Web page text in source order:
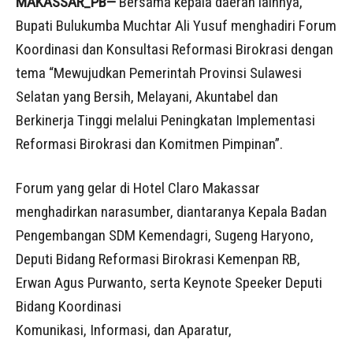
Bupati Bulukumba Muchtar Ali Yusuf menghadiri Forum
Koordinasi dan Konsultasi Reformasi Birokrasi dengan
tema “Mewujudkan Pemerintah Provinsi Sulawesi
Selatan yang Bersih, Melayani, Akuntabel dan
Berkinerja Tinggi melalui Peningkatan Implementasi
Reformasi Birokrasi dan Komitmen Pimpinan”.
Forum yang gelar di Hotel Claro Makassar
menghadirkan narasumber, diantaranya Kepala Badan
Pengembangan SDM Kemendagri, Sugeng Haryono,
Deputi Bidang Reformasi Birokrasi Kemenpan RB,
Erwan Agus Purwanto, serta Keynote Speeker Deputi
Bidang Koordinasi
Komunikasi, Informasi, dan Aparatur,